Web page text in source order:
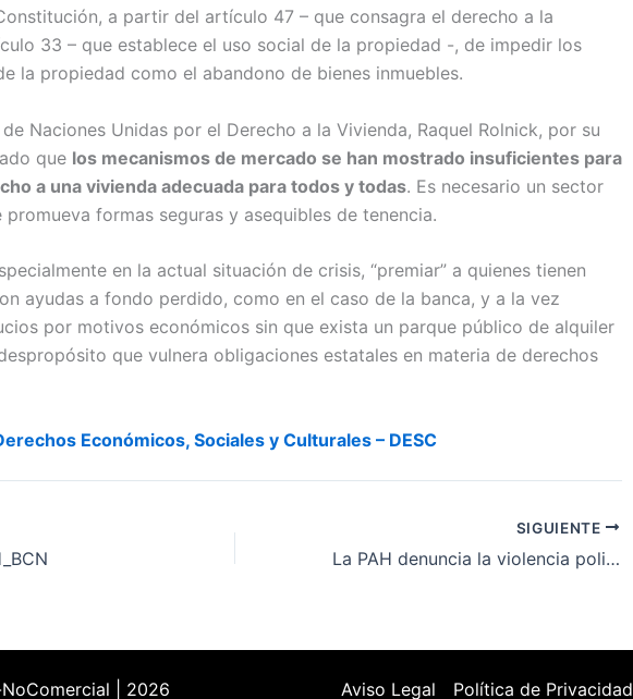
a partir del artículo 47 – que consagra el derecho a la
33 – que establece el uso social de la propiedad -, de impedir los
la propiedad como el abandono de bienes inmuebles.
Naciones Unidas por el Derecho a la Vivienda, Raquel Rolnick, por su
que los mecanismos de mercado se han mostrado insuficientes para
a una vivienda adecuada para todos y todas. Es necesario un sector
formas seguras y asequibles de tenencia.
en la actual situación de crisis, “premiar” a quienes tienen
ayudas a fondo perdido, como en el caso de la banca, y a la vez
por motivos económicos sin que exista un parque público de alquiler
que vulnera obligaciones estatales en materia de derechos
Económicos, Sociales y Culturales – DESC
SIGUIENTE
La PAH denuncia la violencia policial ejercida hoy en el desahucio de una familia de Madrid
| 2026 Aviso Legal Política de Privacidad